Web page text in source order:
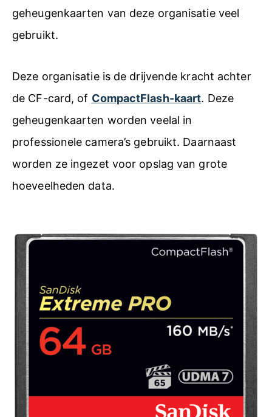
geheugenkaarten van deze organisatie veel
gebruikt.
Deze organisatie is de drijvende kracht achter
de CF-card, of CompactFlash-kaart. Deze
geheugenkaarten worden veelal in
professionele camera’s gebruikt. Daarnaast
worden ze ingezet voor opslag van grote
hoeveelheden data.